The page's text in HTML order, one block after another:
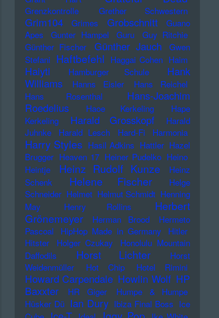
Grenzkontrolle Grether Schwestern
Grim104 Grimes Grobschnitt
Guano
Apes
Gunter Hampel Guru
Guy Ritchie
Günther Fischer
Günther Jauch
Gwen
Stefani Haftbefehl Haggai Cohen Haim
Haiyti Hamburger Schule
Hank
Williams
Hanns Eisler
Hans Reichel
Hans Rosenthal
Hans-Joachim
Roedelius
Haoe Kerkeling
Hape
Kerkeling
Harald Grosskopf
Harald
Juhnke
Harald Lesch Hard-Fi Harmonia
Harry Styles Hasil Adkins Hattler Hazel
Brugger Heaven 17 Heiner Pudelko Heino
Heintje
Heinz Rudolf Kunze
Heinz
Schenk
Helene Fischer
Helge
Schneider Helmet Helmut Schmidt Henning
May
Henry Rollins
Herbert
Grönemeyer
Herman Brood
Hermeto
Pascoal
HipHop Made in Germany
Hitler
Hitster
Holger Czukay
Honolulu Mountain
Daffodils
Horst Lichter
Horst
Weidenmüller
Hot Chip Hotel Rimini
Howard Carpendale Howlin Wolf HP
Baxxter
HR Giger
Humpe & Humpe
Hüsker Dü Ian Dury Ibiza Final Boss Ice